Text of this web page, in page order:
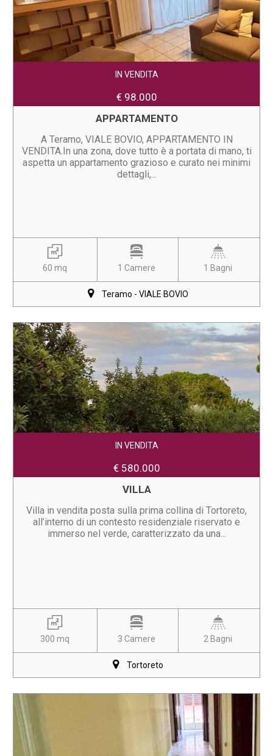
IN VENDITA
€ 98.000
APPARTAMENTO
A Teramo, VIALE BOVIO, APPARTAMENTO IN
VENDITA.In una zona, dove tutto è a portata di mano, ti
aspetta un appartamento grazioso e curato nei minimi
dettagli,...
60 mq 1 Camere 1 Bagni
Teramo - VIALE BOVIO
IN VENDITA
€ 580.000
VILLA
Villa in vendita posta sulla prima collina di Tortoreto,
all’interno di un contesto residenziale riservato e
immerso nel verde, caratterizzato da una...
300 mq 3 Camere 2 Bagni
Tortoreto